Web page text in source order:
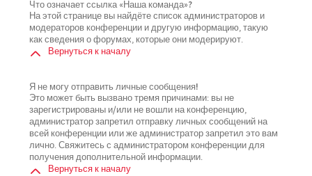
Что означает ссылка «Наша команда»?
На этой странице вы найдёте список администраторов и
модераторов конференции и другую информацию, такую
как сведения о форумах, которые они модерируют.
Вернуться к началу
Я не могу отправить личные сообщения!
Это может быть вызвано тремя причинами: вы не
зарегистрированы и/или не вошли на конференцию,
администратор запретил отправку личных сообщений на
всей конференции или же администратор запретил это вам
лично. Свяжитесь с администратором конференции для
получения дополнительной информации.
Вернуться к началу